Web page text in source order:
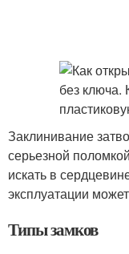
Заклинивание
серьезной
искать в
эксплуатации
Типы замков